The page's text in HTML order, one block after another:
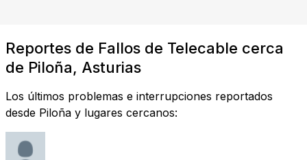
Reportes de Fallos de Telecable cerca
de Piloña, Asturias
Los últimos problemas e interrupciones reportados
desde Piloña y lugares cercanos: